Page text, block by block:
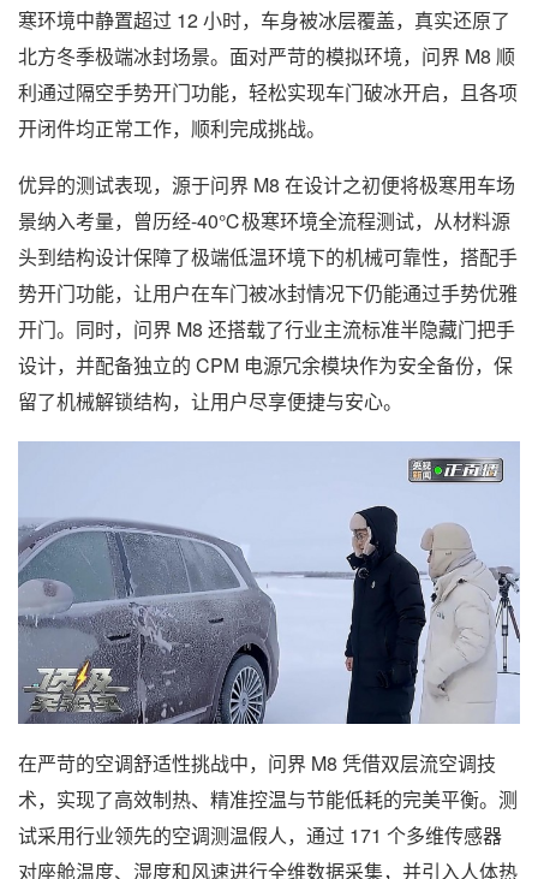
寒环境中静置超过 12 小时，车身被冰层覆盖，真实还原了
北方冬季极端冰封场景。面对严苛的模拟环境，问界 M8 顺
利通过隔空手势开门功能，轻松实现车门破冰开启，且各项
开闭件均正常工作，顺利完成挑战。
优异的测试表现，源于问界 M8 在设计之初便将极寒用车场
景纳入考量，曾历经-40℃极寒环境全流程测试，从材料源
头到结构设计保障了极端低温环境下的机械可靠性，搭配手
势开门功能，让用户在车门被冰封情况下仍能通过手势优雅
开门。同时，问界 M8 还搭载了行业主流标准半隐藏门把手
设计，并配备独立的 CPM 电源冗余模块作为安全备份，保
留了机械解锁结构，让用户尽享便捷与安心。
在严苛的空调舒适性挑战中，问界 M8 凭借双层流空调技
术，实现了高效制热、精准控温与节能低耗的完美平衡。测
试采用行业领先的空调测温假人，通过 171 个多维传感器
对座舱温度、湿度和风速进行全维数据采集，并引入人体热